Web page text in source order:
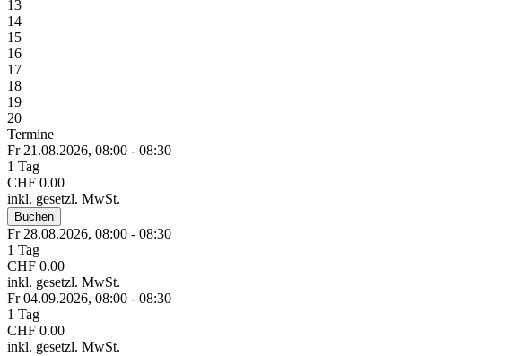
13
14
15
16
17
18
19
20
Termine
Fr 21.08.2026, 08:00 - 08:30
1 Tag
CHF 0.00
inkl. gesetzl. MwSt.
Buchen
Fr 28.08.2026, 08:00 - 08:30
1 Tag
CHF 0.00
inkl. gesetzl. MwSt.
Fr 04.09.2026, 08:00 - 08:30
1 Tag
CHF 0.00
inkl. gesetzl. MwSt.